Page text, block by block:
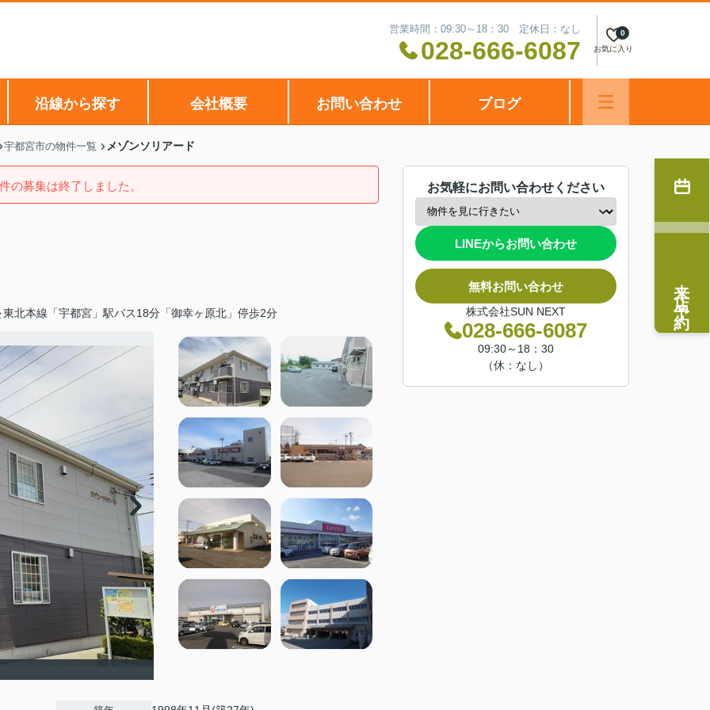
営業時間：09:30～18：30 定休日：なし
028-666-6087 お気に入り
0
沿線から探す 会社概要 お問い合わせ ブログ
宇都宮市の物件一覧 メゾンソリアード
の募集は終了しました。
東北本線「宇都宮」駅バス18分「御幸ヶ原北」停歩2分
お気軽にお問い合わせください
LINEからお問い合わせ
無料お問い合わせ
株式会社SUN NEXT
028-666-6087
09:30～18：30
（休：なし）
来店予約